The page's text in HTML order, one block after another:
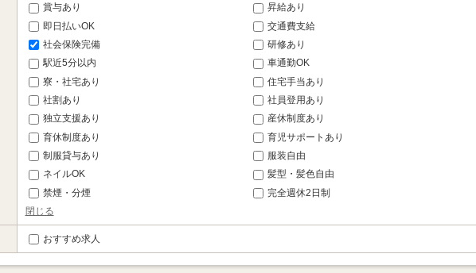
賞与あり
昇給あり
即日払いOK
交通費支給
社会保険完備
研修あり
駅近5分以内
車通勤OK
寮・社宅あり
住宅手当あり
社割あり
社員登用あり
独立支援あり
産休制度あり
育休制度あり
育児サポートあり
制服貸与あり
服装自由
ネイルOK
髪型・髪色自由
禁煙・分煙
完全週休2日制
閉じる
おすすめ求人